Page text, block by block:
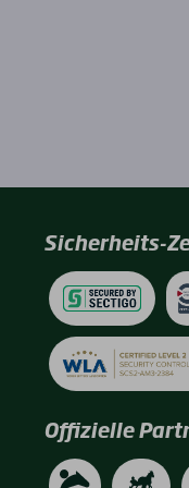
Sicherheits-
Offizielle